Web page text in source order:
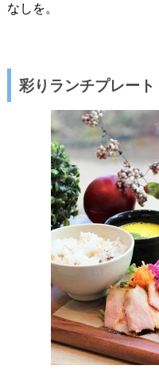
なしを。
彩りランチプレート